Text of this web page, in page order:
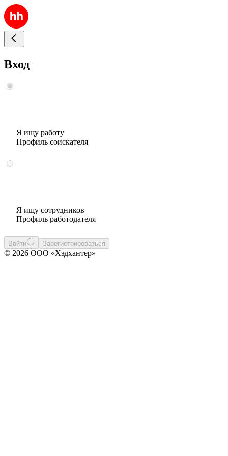
Вход
Я ищу работу
Профиль соискателя
Я ищу сотрудников
Профиль работодателя
Войти Зарегистрироваться
© 2026 ООО «Хэдхантер»